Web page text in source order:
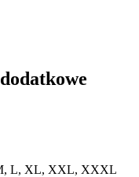
L, XL, XXL, XXXL